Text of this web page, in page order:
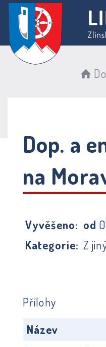
Dop. a
na
Vyvěšeno: od
Kategorie: Z
Přílohy
Název